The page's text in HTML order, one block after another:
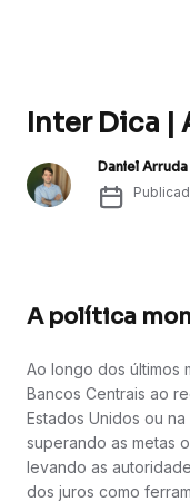
Inter Dica |
Daniel Arruda
A política
Ao longo dos últimos
Bancos Centrais ao
Estados Unidos ou
superando as metas
levando as
dos juros como